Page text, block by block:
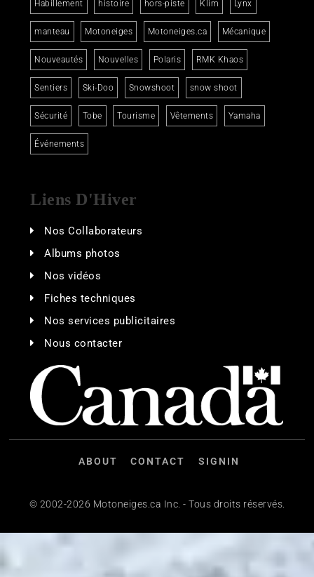
Habillement histoire hors-piste Klim Lynx
manteau Motoneiges Motoneiges.ca Mécanique
Nouveautés Nouvelles Polaris RMK Khaos
Sentiers Ski-Doo Snowshoot snow shoot
Sécurité Tobe Tourisme Vêtements Yamaha
Événements
Liens D'Hiver
Nos Collaborateurs
Albums photos
Nos vidéos
Fiches techniques
Nos services publicitaires
Nous contacter
ABOUT CONTACT SIGNIN
© 2002-2026 Motoneiges.ca Inc. - Tous droits réservés.